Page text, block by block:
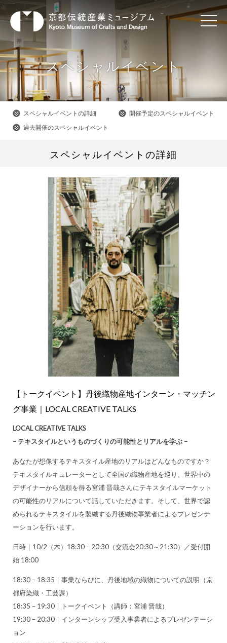
スペシャルイベント
スペシャルイベントの詳細
開催予定のスペシャルイベント
過去開催のスペシャルイベント
スペシャルイベントの詳細
【トークイベント】丹後織物産地インターン・マッチン
グ事業｜LOCAL CREATIVE TALKS
LOCAL CREATIVE TALKS
– テキスタイルというものづくりの可能性とリアルを学ぶ –
あなたが想像するテキスタイル産地のリアルはどんなものですか？
テキスタイルキュレーターとして全国の織物産地を巡り、世界中の
デザイナーから信頼を得る宮浦 晋哉さんにテキスタイルマーケット
の可能性のリアルについて話していただきます。そして、世界で認
められるテキスタイルを製織する丹後織物事業者によるプレゼンテ
ーションを行います。
日時｜10/2（木）18:30 – 20:30（交流会20:30～21:30）／受付開
始 18:00
18:30 – 18:35｜事業ならびに、丹後地域の織物についての説明（京
都府染織・工芸課）
18:35 – 19:30｜トークイベント（講師：宮浦 晋哉）
19:30 – 20:30｜インターンシップ受入事業者によるプレゼンテーシ
ョン